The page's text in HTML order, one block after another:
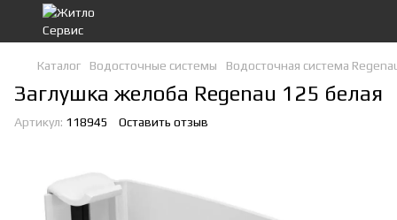
Каталог Водосточные системы Водосточная система
Заглушка желоба Regenau 125 белая
Артикул: 118945 Оставить отзыв